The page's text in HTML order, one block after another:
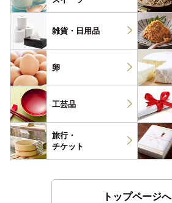
雑貨・ 日用品
卵
工芸品
旅行・
チケット
トップページへ